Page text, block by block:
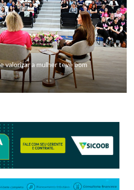
valorizar a mulher teve bom